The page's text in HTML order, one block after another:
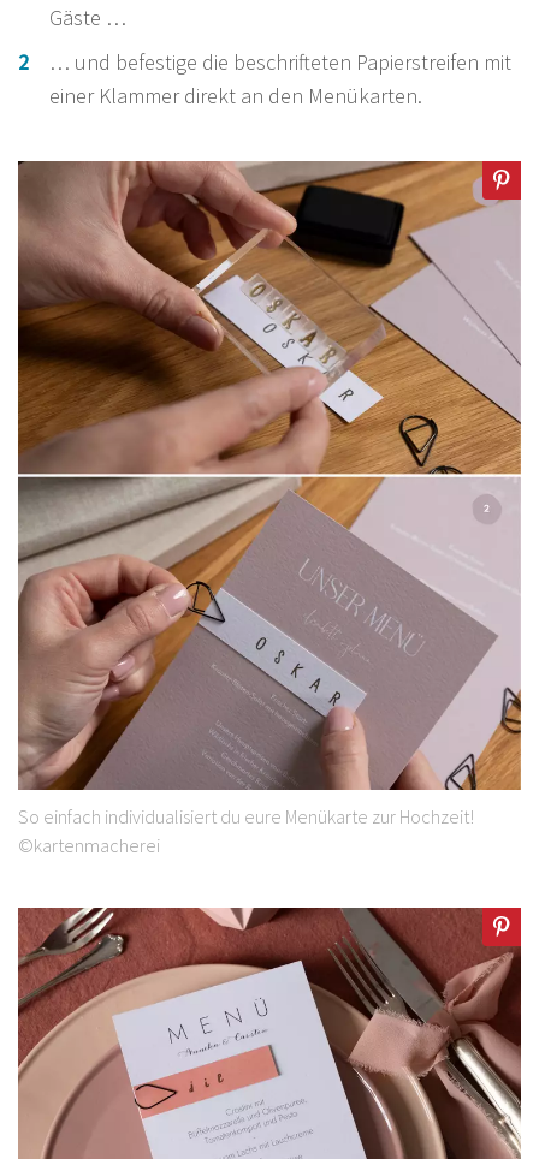
Gäste …
… und befestige die beschrifteten Papierstreifen mit
einer Klammer direkt an den Menükarten.
So einfach individualisiert du eure Menükarte zur Hochzeit!
©kartenmacherei